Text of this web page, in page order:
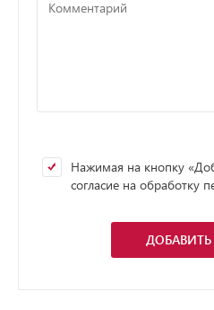
Нажимая на кнопку
согласие на обработку